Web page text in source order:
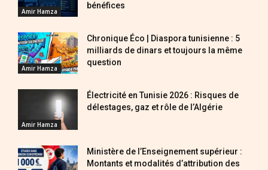
Amir Hamza
bénéfices
Amir Hamza
Chronique Éco | Diaspora tunisienne : 5
milliards de dinars et toujours la même
question
Amir Hamza
Électricité en Tunisie 2026 : Risques de
délestages, gaz et rôle de l’Algérie
Ministère de l’Enseignement supérieur :
Montants et modalités d’attribution des